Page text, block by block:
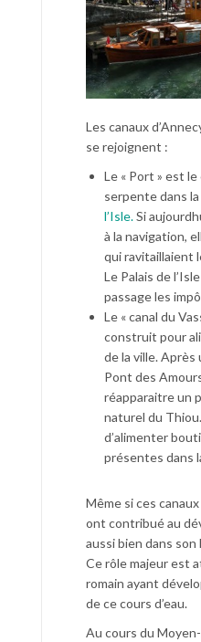
Les canaux
se rejoignent :
Le « Port » est
serpente dans
l’Isle.Si
à la navigation,
qui ravitaillaient
Le Palais de
passage les
Le « canal du
construit pour
de la ville. Après
Pont des
réapparaitre un
naturel du
d’alimenter
présentes dans
Même si ces
ont contribué au
aussi bien dans
Ce rôle majeur est
romain ayant
de ce cours d’eau.
Au cours du